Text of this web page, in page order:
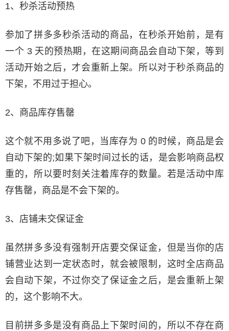
1、秒杀活动预热
参加了拼多多秒杀活动的商品，在秒杀开始前，是有
一个 3 天的预热期，在这期间商品会自动下架，等到
活动开始之后，才会重新上架。所以对于秒杀商品的
下架，不用过于担心。
2、商品库存售罄
这个就不用多说了吧，当库存为 0 的时候，商品是会
自动下架的;如果下架时间过长的话，是会影响商品权
重的，所以要时刻关注着库存的数量。若是活动中库
存售罄，商品是不会下架的。
3、店铺未交保证金
虽然拼多多没有强制开店要交保证金，但是当你的店
铺营业达到一定状态时，就会被限制，这时全店商品
会自动下架，不过你交了保证金之后，是会重新上架
的，这个影响不大。
目前拼多多是没有商品上下架时间的，所以不存在商